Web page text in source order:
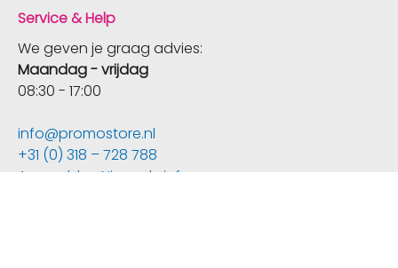
Service & Help
We geven je graag advies:
Maandag - vrijdag
08:30 - 17:00
info@promostore.nl
+31 (0) 318 – 728 788
Aanmelden Nieuwsbrief